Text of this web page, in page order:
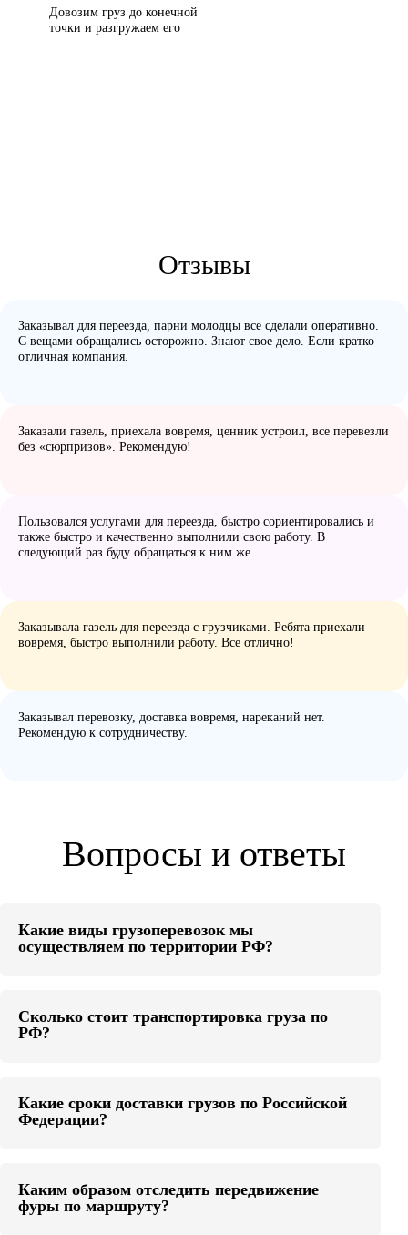
Довозим груз до конечной
точки и разгружаем его
Отзывы
Заказывал для переезда, парни молодцы все сделали оперативно.
С вещами обращались осторожно. Знают свое дело. Если кратко
отличная компания.
Заказали газель, приехала вовремя, ценник устроил, все перевезли
без «сюрпризов». Рекомендую!
Пользовался услугами для переезда, быстро сориентировались и
также быстро и качественно выполнили свою работу. В
следующий раз буду обращаться к ним же.
Заказывала газель для переезда с грузчиками. Ребята приехали
вовремя, быстро выполнили работу. Все отлично!
Заказывал перевозку, доставка вовремя, нареканий нет.
Рекомендую к сотрудничеству.
Вопросы и ответы
Какие виды грузоперевозок мы
осуществляем по территории РФ?
Сколько стоит транспортировка груза по
РФ?
Какие сроки доставки грузов по Российской
Федерации?
Каким образом отследить передвижение
фуры по маршруту?